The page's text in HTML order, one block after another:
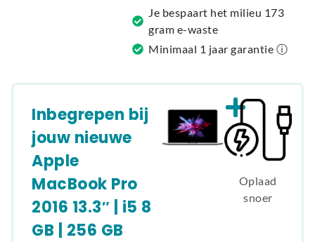
Je bespaart het milieu 173
gram e-waste
Minimaal 1 jaar garantie ⓘ
Inbegrepen bij
jouw nieuwe
Apple
MacBook Pro
2016 13.3″ | i5 8
GB | 256 GB
Oplaad
snoer